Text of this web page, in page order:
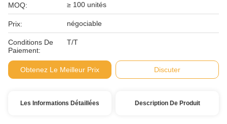
MOQ: ≥ 100 unités
Prix: négociable
Conditions De
Paiement:
T/T
Obtenez Le Meilleur Prix Discuter
Les Informations Détaillées Description De Produit